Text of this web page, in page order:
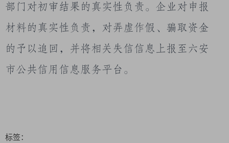
部门对初审结果的真实性负责。企业对申报
材料的真实性负责，对弄虚作假、骗取资金
的予以追回，并将相关失信信息上报至六安
市公共信用信息服务平台。
标签：